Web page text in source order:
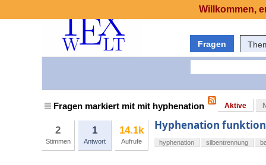
Fragen
Fragen markiert mit mit hyphenation Aktive
2
Stimmen
1
Antwort
14.1k
Aufrufe
Hyphenation
hyphenation silbentrennung
Willkommen,